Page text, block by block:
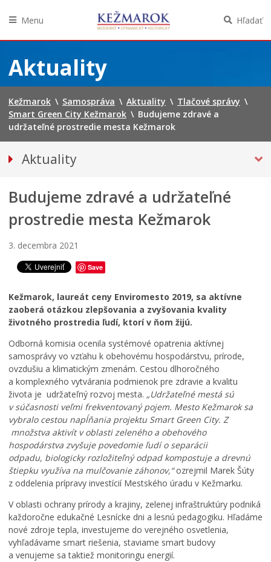
obsah
Menu Hľadať
Aktuality
Kežmarok \ Samospráva \ Aktuality \ Tlačové správy \
Smart Green City Kežmarok \ Budujeme zdravé a
udržateľné prostredie mesta Kežmarok
Aktuality
Zasadnutia mestského zastupiteľstva
Úspešné projekty mesta
Kontrolné dni
Smart Green City Kežmarok
SPRAVODAJSTVO
Kežmarský magazín
Besedy
Kultúra
Školstvo
Bezpečnosť
Životné prostredie
Zdravie
Cirkev
Šport
Budujeme zdravé a udržateľné
prostredie mesta Kežmarok
3. decembra 2021
Save
Kežmarok, laureát ceny Enviromesto 2019, sa aktívne
zaoberá otázkou zlepšovania a zvyšovania kvality
životného prostredia ľudí, ktorí v ňom žijú.
Odborná komisia ocenila systémové opatrenia aktívnej
samosprávy vo vzťahu k obehovému hospodárstvu, prírode,
ovzdušiu a klimatickým zmenám. Cestou dlhoročného
a komplexného vytvárania podmienok pre zdravie a kvalitu
života je udržateľný rozvoj mesta. „Udržateľné mestá sú
v súčasnosti veľmi frekventovaný pojem. Mesto Kežmarok sa
vybralo cestou napĺňania projektu Smart Green City. Z
množstva aktivít v oblasti zeleného a obehového
hospodárstva zvyšuje povedomie ľudí o separácii
odpadu, biologicky rozložiteľný odpad kompostuje a drevnú
štiepku využíva na mulčovanie záhonov,“ozrejmil Marek Šúty
z oddelenia prípravy investícií Mestského úradu v Kežmarku.
V oblasti ochrany prírody a krajiny, zelenej infraštruktúry podniká
každoročne edukačné Lesnícke dni a lesnú pedagogiku. Hľadáme
nové zdroje tepla, investujeme do verejného osvetlenia,
vyhľadávame smart riešenia, staviame smart budovy
a venujeme sa taktiež monitoringu energií.
L
e
t
n
é
k
ú
p
a
l
i
s
k
o
K
e
ž
m
a
J
u
d
e
f
i
n
i
t
í
v
n
e
p
a
t
r
í
e
ž
m
a
r
P
e
c
h
á
d
z
k
a
č
a
s
o
m
:
K
o
t
o
l
N
a